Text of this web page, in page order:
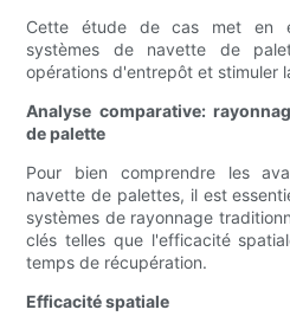
Cette étude de cas met en
systèmes de navette de
opérations d'entrepôt et stimuler
Analyse comparative:
de palette
Pour bien comprendre les
navette de palettes, il est
systèmes de rayonnage
clés telles que l'efficacité
temps de récupération.
Efficacité spatiale